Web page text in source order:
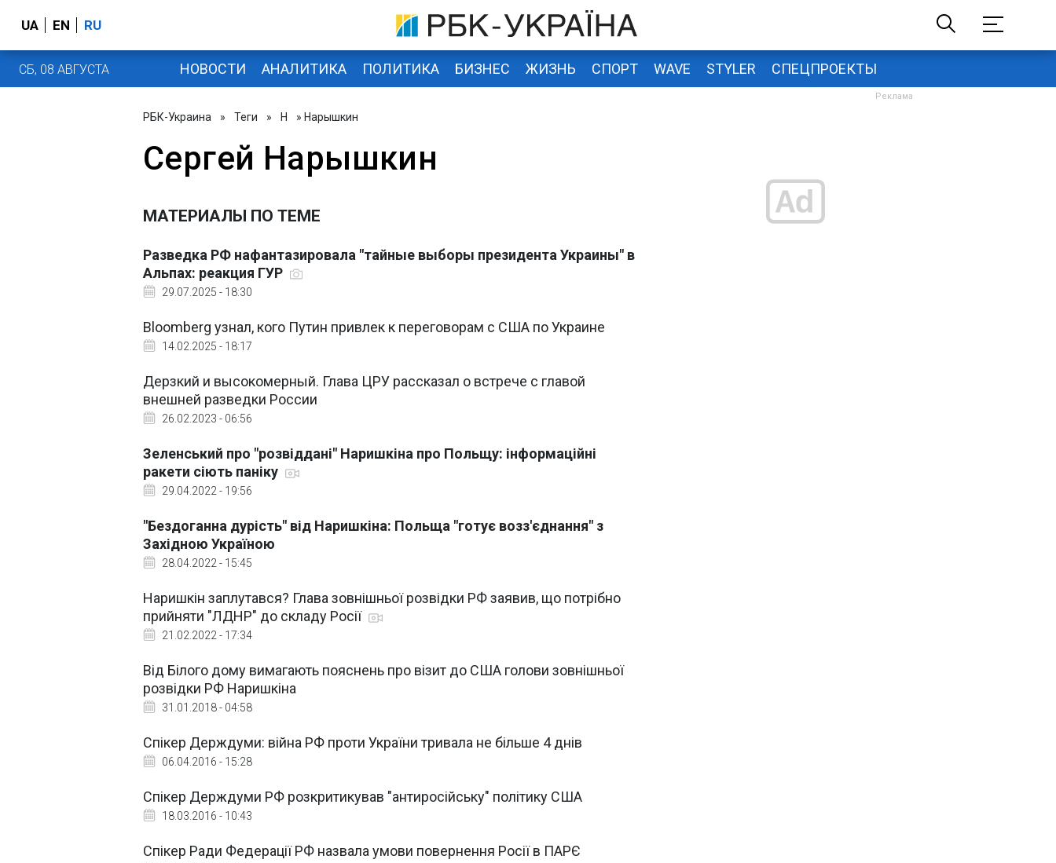
UA EN RU
СБ, 08 АВГУСТА НОВОСТИ АНАЛИТИКА ПОЛИТИКА БИЗНЕС ЖИЗНЬ СПОРТ WAVE STYLER СПЕЦПРОЕКТЫ
РБК-Украина » Теги » Н » Нарышкин
Сергей Нарышкин
МАТЕРИАЛЫ ПО ТЕМЕ
Разведка РФ нафантазировала "тайные выборы президента Украины" в
Альпах: реакция ГУР
29.07.2025 - 18:30
Bloomberg узнал, кого Путин привлек к переговорам с США по Украине
14.02.2025 - 18:17
Дерзкий и высокомерный. Глава ЦРУ рассказал о встрече с главой
внешней разведки России
26.02.2023 - 06:56
Зеленський про "розвіддані" Наришкіна про Польщу: інформаційні
ракети сіють паніку
29.04.2022 - 19:56
"Бездоганна дурість" від Наришкіна: Польща "готує возз'єднання" з
Західною Україною
28.04.2022 - 15:45
Наришкін заплутався? Глава зовнішньої розвідки РФ заявив, що потрібно
прийняти "ЛДНР" до складу Росії
21.02.2022 - 17:34
Від Білого дому вимагають пояснень про візит до США голови зовнішньої
розвідки РФ Наришкіна
31.01.2018 - 04:58
Спікер Держдуми: війна РФ проти України тривала не більше 4 днів
06.04.2016 - 15:28
Спікер Держдуми РФ розкритикував "антиросійську" політику США
18.03.2016 - 10:43
Спікер Ради Федерації РФ назвала умови повернення Росії в ПАРЄ